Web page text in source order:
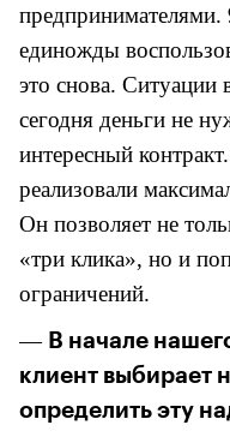
предпринимателями.
единожды
это снова. Ситуации
сегодня деньги не
интересный
реализовали
Он позволяет не
«три клика», но и
ограничений.
— В начале
клиент выбирает
определить эту